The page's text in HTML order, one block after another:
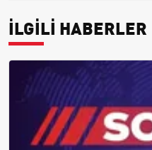
İLGİLİ HABERLER